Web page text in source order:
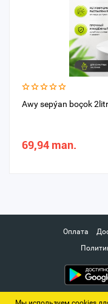
Awy sepýan boçok 2litr
69,94 man.
Оплата